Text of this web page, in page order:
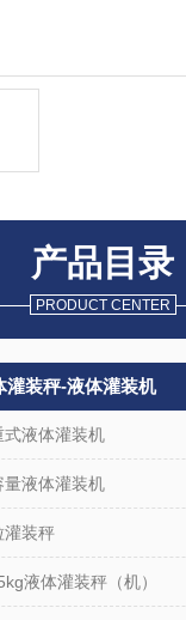
产品目录
PRODUCT CENTER
灌装秤-液体灌装机
式液体灌装机
量液体灌装机
灌装秤
液体灌装秤（机）